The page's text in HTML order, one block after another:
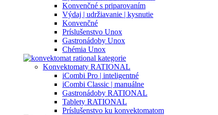
Konvenčné s priparovaním
Výdaj | udržiavanie | kysnutie
Konvenčné
Príslušenstvo Unox
Gastronádoby Unox
Chémia Unox
Konvektomaty RATIONAL
iCombi Pro | inteligentné
iCombi Classic | manuálne
Gastronádoby RATIONAL
Tablety RATIONAL
Príslušenstvo ku konvektomatom